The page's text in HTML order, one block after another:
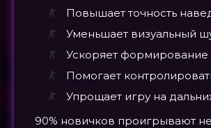
Повышает точность
Уменьшает визуальный
Ускоряет
Помогает
Упрощает игру на
90% новичков проигрывают не